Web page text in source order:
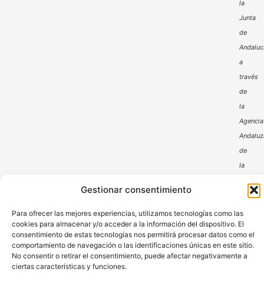
Gestionar consentimiento
Para ofrecer las mejores experiencias, utilizamos tecnologías como las
cookies para almacenar y/o acceder a la información del dispositivo. El
consentimiento de estas tecnologías nos permitirá procesar datos como el
comportamiento de navegación o las identificaciones únicas en este sitio.
No consentir o retirar el consentimiento, puede afectar negativamente a
ciertas características y funciones.
la
Junta
de
a
través
de
la
Agencia
de
la
Aviso Legal Política de Privacidad